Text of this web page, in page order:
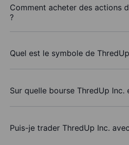
Comment acheter des actions
?
Quel est le symbole de
Sur quelle bourse ThredUp Inc.
Puis-je trader ThredUp Inc.